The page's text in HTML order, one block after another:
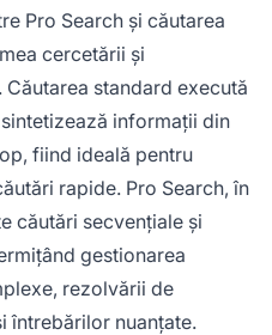
Pro Search și căutarea
cercetării și
standard execută
informații din
fiind ideală pentru
rapide. Pro Search, în
căutări secvențiale și
gestionarea
rezolvării de
întrebărilor nuanțate.